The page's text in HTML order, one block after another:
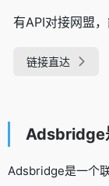
有API对接网盟
链接直达
Adsbridge
Adsbridge是一个